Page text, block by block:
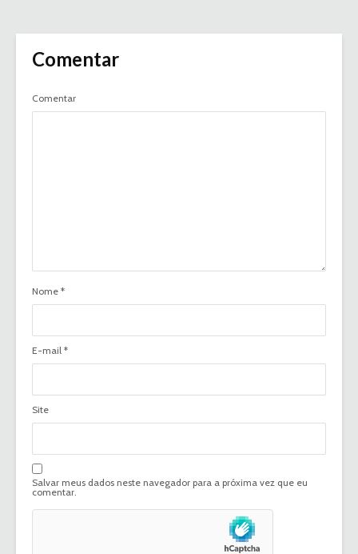
Comentar
Comentar
Nome *
E-mail *
Site
Salvar meus dados neste navegador para a próxima vez que eu
comentar.